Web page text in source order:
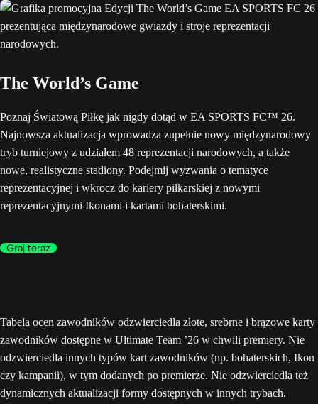
The World’s Game
Poznaj Światową Piłkę jak nigdy dotąd w EA SPORTS FC™ 26.
Najnowsza aktualizacja wprowadza zupełnie nowy międzynarodowy
tryb turniejowy z udziałem 48 reprezentacji narodowych, a także
nowe, realistyczne stadiony. Podejmij wyzwania o tematyce
reprezentacyjnej i wkrocz do kariery piłkarskiej z nowymi
reprezentacyjnymi Ikonami i kartami bohaterskimi.
Graj teraz
Tabela ocen zawodników odzwierciedla złote, srebrne i brązowe karty
zawodników dostępne w Ultimate Team ’26 w chwili premiery. Nie
odzwierciedla innych typów kart zawodników (np. bohaterskich, Ikon
czy kampanii), w tym dodanych po premierze. Nie odzwierciedla też
dynamicznych aktualizacji formy dostępnych w innych trybach.